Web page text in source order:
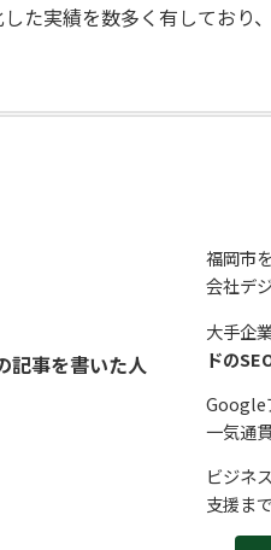
た実績を数多く有しており
記事を書いた人
福岡市
会社デ
大手企
ドの
Google
一気通
ビジネ
支援ま